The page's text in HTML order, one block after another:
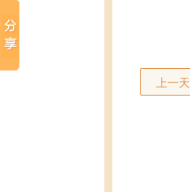
上一天